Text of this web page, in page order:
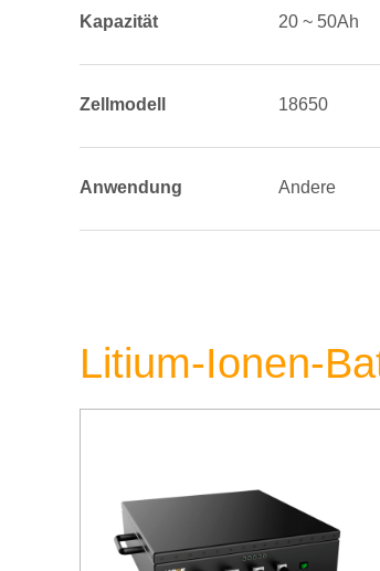
Kapazität 20 ~ 50Ah
Zellmodell 18650
Anwendung Andere
Litium-Ionen-